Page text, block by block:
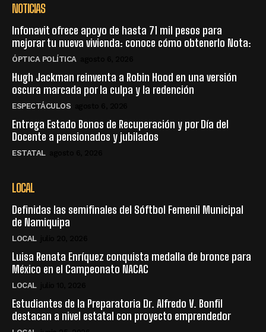
NOTICIAS
Infonavit ofrece apoyo de hasta 71 mil pesos para
mejorar tu nueva vivienda: conoce cómo obtenerlo Nota:
ÓPTICA POLÍTICA
Hugh Jackman reinventa a Robin Hood en una versión
oscura marcada por la culpa y la redención
ESPECTÁCULOS
Entrega Estado Bonos de Recuperación y por Día del
Docente a pensionados y jubilados
ESTATAL
LOCAL
Definidas las semifinales del Sóftbol Femenil Municipal
de Namiquipa
LOCAL
Luisa Renata Enríquez conquista medalla de bronce para
México en el Campeonato NACAC
LOCAL
Estudiantes de la Preparatoria Dr. Alfredo V. Bonfil
destacan a nivel estatal con proyecto emprendedor